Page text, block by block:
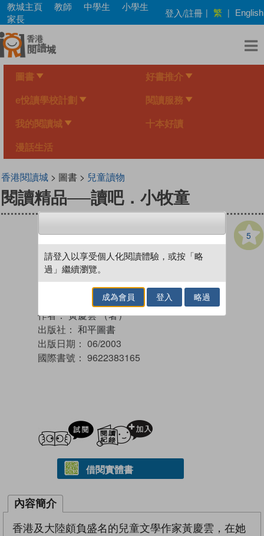
Skip
main
content
教城主頁 教師 中學生
小學生
家長
登入/註冊 | 繁 | English
圖書 好書推介
e悅讀學校計劃 閱讀服務
我的閱讀城 十本好讀
漫話生活
香港閱讀城> 圖書 > 兒童讀物
閱讀精品──讀吧．小牧童
5
作者：黃慶雲 （著）
出版社： 和平圖書
出版日期： 06/2003
國際書號： 9622383165
試閲
借閱實體書
內容簡介
香港及大陸頗負盛名的兒童文學作家黃慶雲，在她
請登入以享受個人化閱讀體驗，或按「略
過」繼續瀏覽。
成為會員 登入 略過